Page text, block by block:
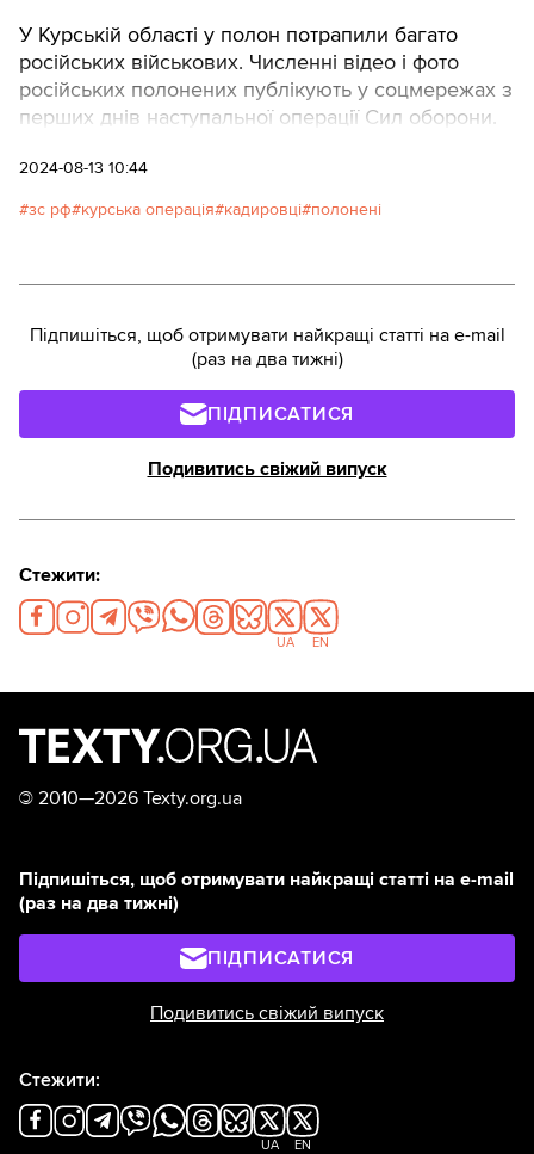
У Курській області у полон потрапили багато
російських військових. Численні відео і фото
російських полонених публікують у соцмережах з
перших днів наступальної операції Сил оборони.
2024-08-13 10:44
зс рф курська операція кадировці полонені
Підпишіться, щоб отримувати найкращі статті на e-mail
(раз на два тижні)
ПІДПИСАТИСЯ
Подивитись свіжий випуск
Стежити:
UA EN
© 2010—2026 Texty.org.ua
Підпишіться, щоб отримувати найкращі статті на e-mail
(раз на два тижні)
ПІДПИСАТИСЯ
Подивитись свіжий випуск
Стежити:
UA EN